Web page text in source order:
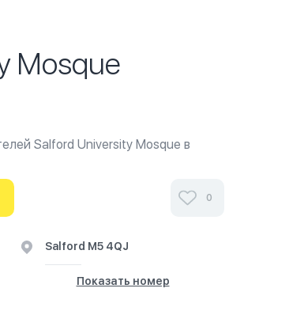
Mosque
Salford University Mosque в
о часах работы. Ваше духовное
0
Salford M5 4QJ
Показать номер